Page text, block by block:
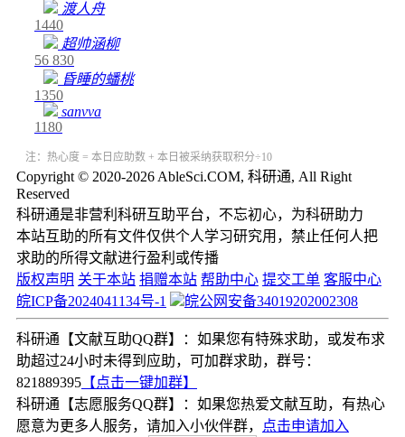
渡人舟
1440
超帅涵柳
56 830
昏睡的蟠桃
1350
sanvva
1180
注：热心度 = 本日应助数 + 本日被采纳获取积分÷10
Copyright © 2020-2026 AbleSci.COM, 科研通, All Right
Reserved
科研通是非营利科研互助平台，不忘初心，为科研助力
本站互助的所有文件仅供个人学习研究用，禁止任何人把
求助的所得文献进行盈利或传播
版权声明 关于本站 捐赠本站 帮助中心 提交工单 客服中心
皖ICP备2024041134号-1
皖公网安备34019202002308
科研通【文献互助QQ群】：如果您有特殊求助，或发布求
助超过24小时未得到应助，可加群求助，群号：
821889395 【点击一键加群】
科研通【志愿服务QQ群】：如果您热爱文献互助，有热心
愿意为更多人服务，请加入小伙伴群，
点击申请加入